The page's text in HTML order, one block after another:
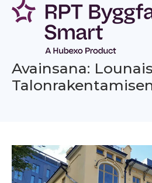
Siirry
sisältöön
Avainsana: